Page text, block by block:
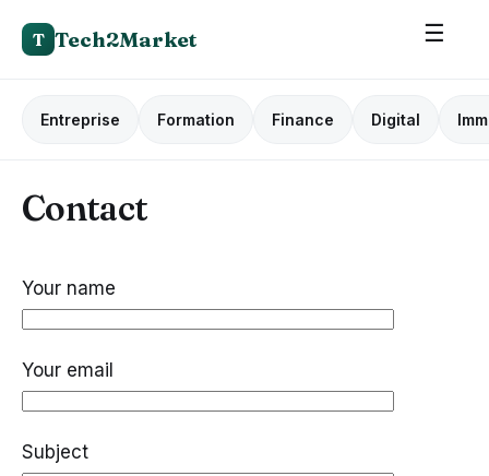
T Tech2Market ☰
Entreprise Formation Finance Digital
Contact
Your name
Your email
Subject